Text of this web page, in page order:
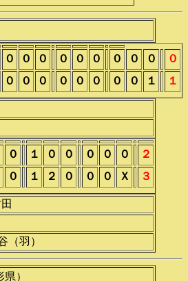
０ ０ ０ ０ ０ ０ ０ ０ ０ ０
０ ０ ０ ０ ０ ０ ０ ０ １ １
０ １ ０ ０ ０ ０ ０ ２
０ １ ２ ０ ０ ０ Ｘ ３
（羽）
県）